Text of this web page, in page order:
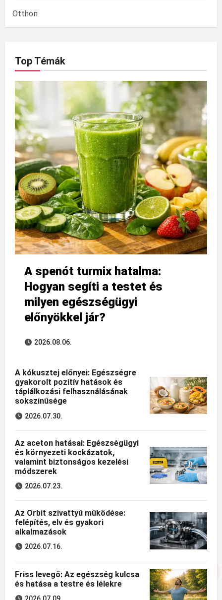
Otthon
Top Témák
A spenót turmix hatalma:
Hogyan segíti a testet és
milyen egészségügyi
előnyökkel jár?
2026.08.06.
A kókusztej előnyei: Egészségre
gyakorolt pozitív hatások és
táplálkozási felhasználásának
sokszínűsége
2026.07.30.
Az aceton hatásai: Egészségügyi
és környezeti kockázatok,
valamint biztonságos kezelési
módszerek
2026.07.23.
Az Orbit szivattyú működése:
felépítés, elv és gyakori
alkalmazások
2026.07.16.
Friss levegő: Az egészség kulcsa
és hatása a testre és lélekre